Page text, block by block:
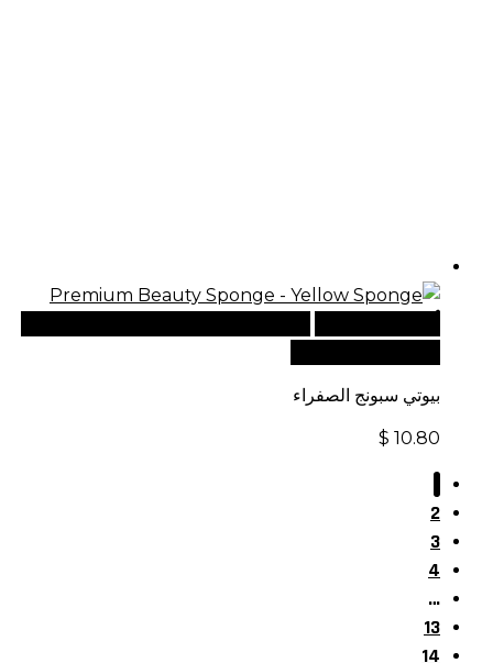
بيوتي سبونج الصفراء
$ 10.80
2
3
4
…
13
14